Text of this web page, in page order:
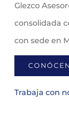
Glezco
consolidada
con sede en
Trabaja con